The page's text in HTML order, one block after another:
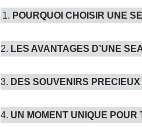
POURQUOI CHOISIR UNE
2. LES AVANTAGES D’UNE
3. DES SOUVENIRS
4. UN MOMENT UNIQUE POUR